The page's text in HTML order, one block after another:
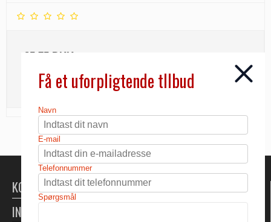
25,75 DKK
INFO
KONTAKT
INFORMATION
Få et uforpligtende tllbud
Navn
E-mail
Telefonnummer
Spørgsmål